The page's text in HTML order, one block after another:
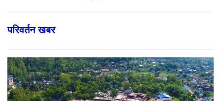
परिवर्तन खबर